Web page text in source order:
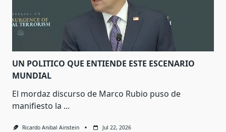
UN POLITICO QUE ENTIENDE ESTE ESCENARIO
MUNDIAL
El mordaz discurso de Marco Rubio puso de
manifiesto la ...
Ricardo Anibal Ainstein Jul 22, 2026